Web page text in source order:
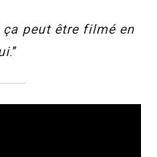
peut être filmé en
.”